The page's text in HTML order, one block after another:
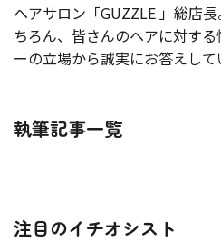
ヘアサロン「GUZZLE 」総店
ちろん、皆さんのヘアに対す
ーの立場から誠実にお答えして
執筆記事一覧
注目のイチオシスト